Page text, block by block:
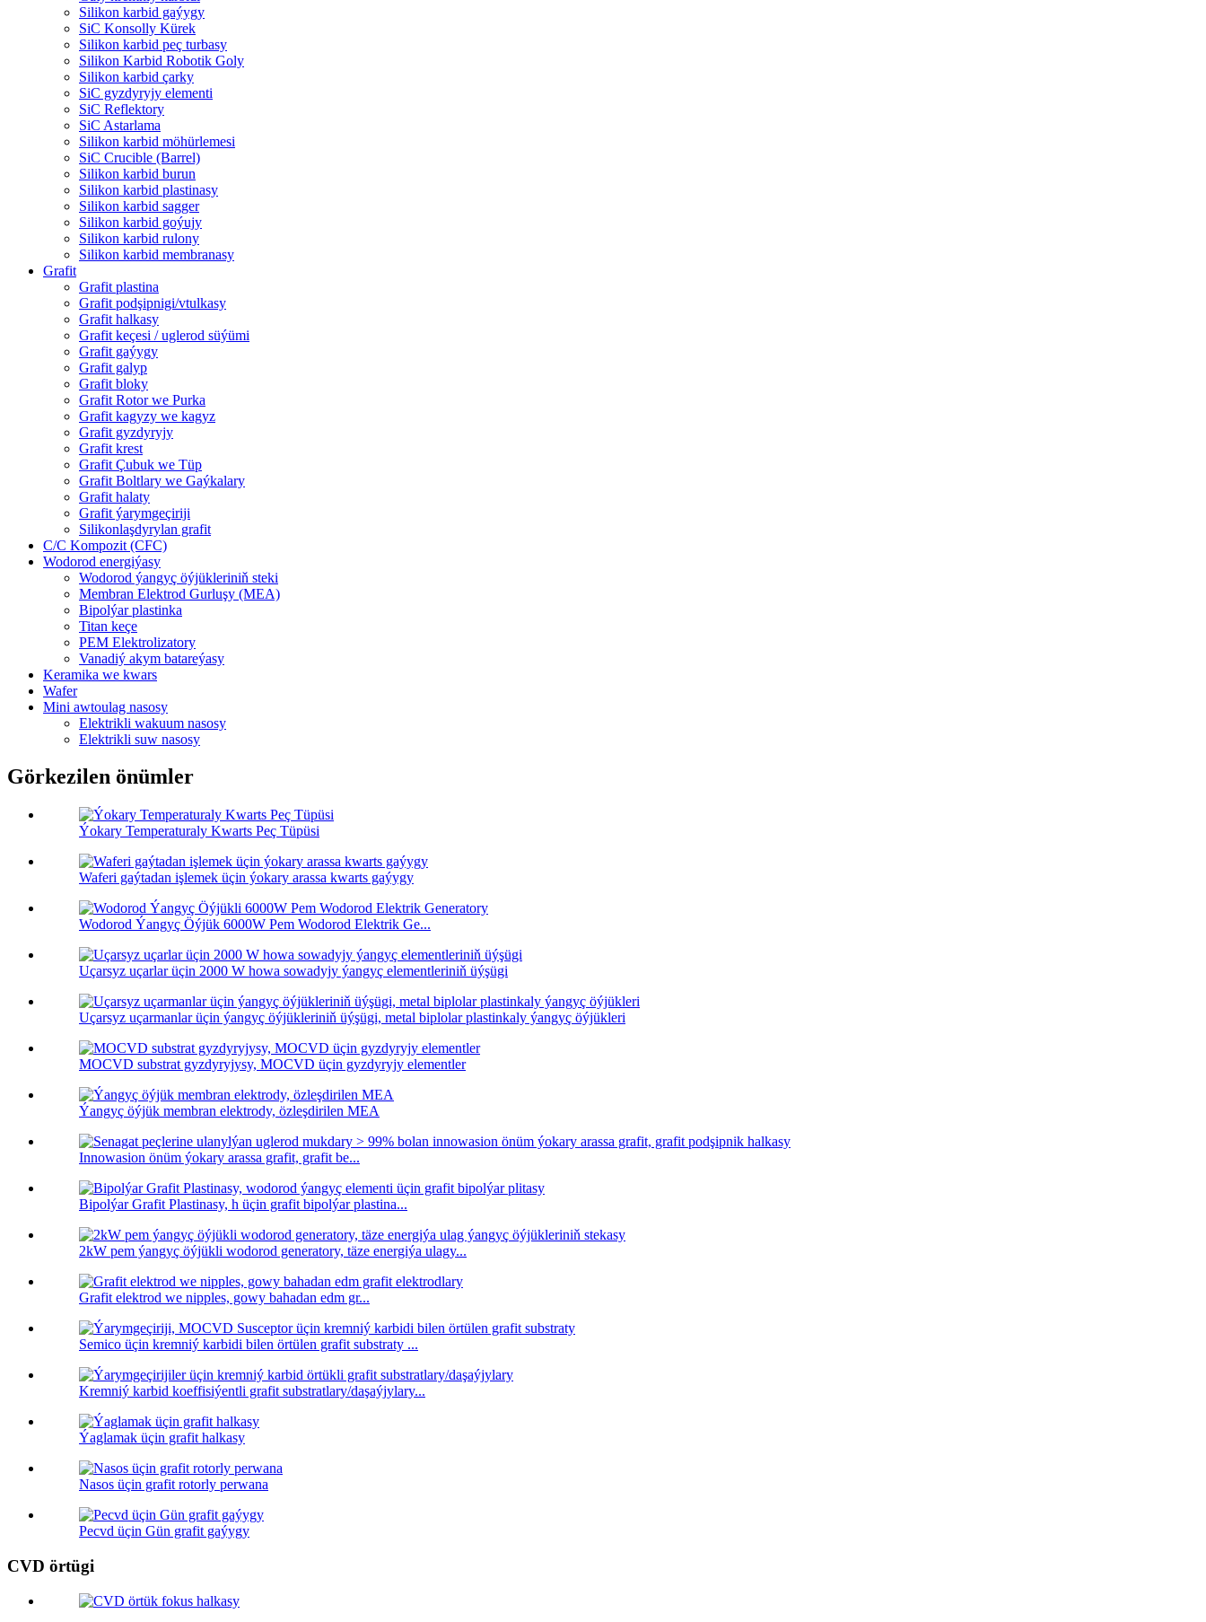
Silikon karbid gaýygy
SiC Konsolly Kürek
Silikon karbid peç turbasy
Silikon Karbid Robotik Goly
Silikon karbid çarky
SiC gyzdyryjy elementi
SiC Reflektory
SiC Astarlama
Silikon karbid möhürlemesi
SiC Crucible (Barrel)
Silikon karbid burun
Silikon karbid plastinasy
Silikon karbid sagger
Silikon karbid goýujy
Silikon karbid rulony
Silikon karbid membranasy
Grafit
Grafit plastina
Grafit podşipnigi/vtulkasy
Grafit halkasy
Grafit keçesi / uglerod süýümi
Grafit gaýygy
Grafit galyp
Grafit bloky
Grafit Rotor we Purka
Grafit kagyzy we kagyz
Grafit gyzdyryjy
Grafit krest
Grafit Çubuk we Tüp
Grafit Boltlary we Gaýkalary
Grafit halaty
Grafit ýarymgeçiriji
Silikonlaşdyrylan grafit
C/C Kompozit (CFC)
Wodorod energiýasy
Wodorod ýangyç öýjükleriniň steki
Membran Elektrod Gurluşy (MEA)
Bipolýar plastinka
Titan keçe
PEM Elektrolizatory
Vanadiý akym batareýasy
Keramika we kwars
Wafer
Mini awtoulag nasosy
Elektrikli wakuum nasosy
Elektrikli suw nasosy
Görkezilen önümler
Ýokary Temperaturaly Kwarts Peç Tüpüsi
Waferi gaýtadan işlemek üçin ýokary arassa kwarts gaýygy
Wodorod Ýangyç Öýjük 6000W Pem Wodorod Elektrik Ge...
Uçarsyz uçarlar üçin 2000 W howa sowadyjy ýangyç elementleriniň üýşügi
Uçarsyz uçarmanlar üçin ýangyç öýjükleriniň üýşügi, metal biplolar plastinkaly ýangyç öýjükleri
MOCVD substrat gyzdyryjysy, MOCVD üçin gyzdyryjy elementler
Ýangyç öýjük membran elektrody, özleşdirilen MEA
Innowasion önüm ýokary arassa grafit, grafit be...
Bipolýar Grafit Plastinasy, h üçin grafit bipolýar plastina...
2kW pem ýangyç öýjükli wodorod generatory, täze energiýa ulagy...
Grafit elektrod we nipples, gowy bahadan edm gr...
Semico üçin kremniý karbidi bilen örtülen grafit substraty ...
Kremniý karbid koeffisiýentli grafit substratlary/daşaýjylary...
Ýaglamak üçin grafit halkasy
Nasos üçin grafit rotorly perwana
Pecvd üçin Gün grafit gaýygy
CVD örtügi